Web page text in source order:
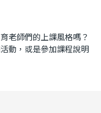
老師們的上課風格嗎？
動，或是參加課程說明